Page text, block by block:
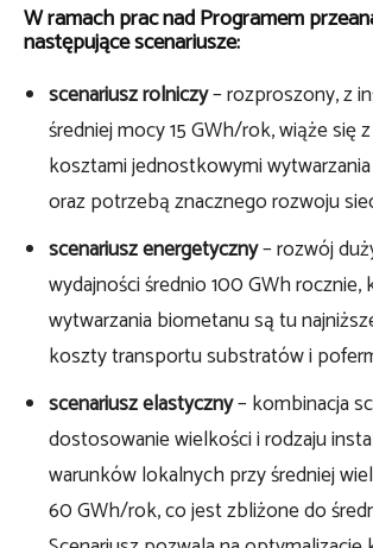
W ramach prac nad Programem
następujące scenariusze:
scenariusz rolniczy– rozproszony, z
średniej mocy 15 GWh/rok, wiąże się
kosztami jednostkowymi
oraz potrzebą znacznego rozwoju
scenariusz energetyczny– rozwój
wydajności średnio 100 GWh rocznie,
wytwarzania biometanu są tu
koszty transportu substratów i
scenariusz elastyczny– kombinacja
dostosowanie wielkości i rodzaju
warunków lokalnych przy średniej
60 GWh/rok, co jest zbliżone do